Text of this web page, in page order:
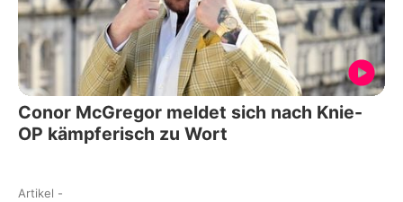
Conor McGregor meldet sich nach Knie-
OP kämpferisch zu Wort
Artikel -